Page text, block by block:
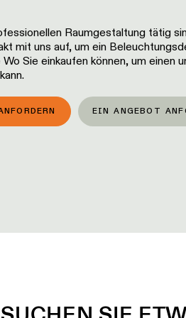
Raumgestaltung tätig
mit uns auf, um ein
Sie einkaufen können, um einen
EIN ANGEBOT